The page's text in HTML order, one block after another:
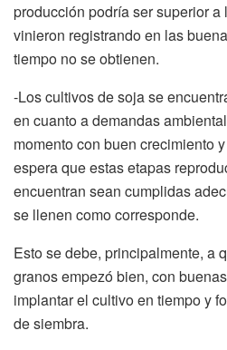
producción podría ser superior a
vinieron registrando en las
tiempo no se obtienen.
-Los cultivos de soja se
en cuanto a demandas
momento con buen crecimiento
espera que estas etapas
encuentran sean cumplidas
se llenen como corresponde.
Esto se debe, principalmente, a
granos empezó bien, con
implantar el cultivo en tiempo y
de siembra.